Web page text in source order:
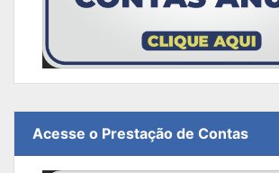
Acesse o Prestação de Contas